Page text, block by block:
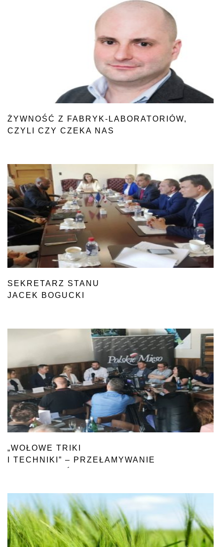
ŻYWNOŚĆ Z FABRYK-LABORATORIÓW,
CZYLI CZY CZEKA NAS
SEKRETARZ STANU
JACEK BOGUCKI
„WOŁOWE TRIKI
I TECHNIKI” – PRZEŁAMYWANIE